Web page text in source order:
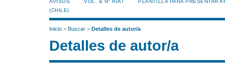
AVISOS
VOL. & N° RIAT
PLANTILLA PARA PRESENTAR
(CHILE)
Inicio > Buscar > Detalles de autor/a
Detalles de autor/a